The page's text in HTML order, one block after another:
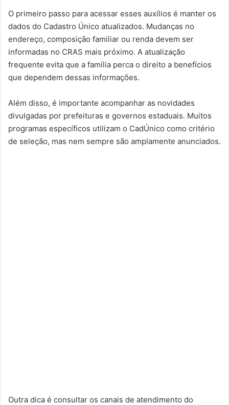
O primeiro passo para acessar esses auxílios é manter os
dados do Cadastro Único atualizados. Mudanças no
endereço, composição familiar ou renda devem ser
informadas no CRAS mais próximo. A atualização
frequente evita que a família perca o direito a benefícios
que dependem dessas informações.
Além disso, é importante acompanhar as novidades
divulgadas por prefeituras e governos estaduais. Muitos
programas específicos utilizam o CadÚnico como critério
de seleção, mas nem sempre são amplamente anunciados.
Outra dica é consultar os canais de atendimento do